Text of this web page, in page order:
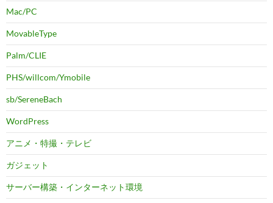
Mac/PC
MovableType
Palm/CLIE
PHS/willcom/Ymobile
sb/SereneBach
WordPress
アニメ・特撮・テレビ
ガジェット
サーバー構築・インターネット環境